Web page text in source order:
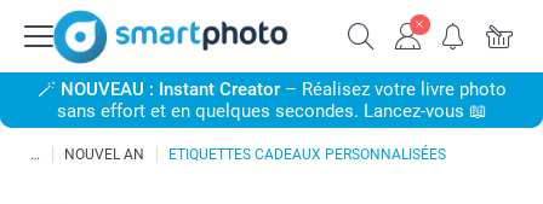
🪄 NOUVEAU : Instant Creator– Réalisez votre livre photo
sans effort et en quelques secondes. Lancez-vous 📖
NOUVEL AN ETIQUETTES CADEAUX PERSONNALISÉES